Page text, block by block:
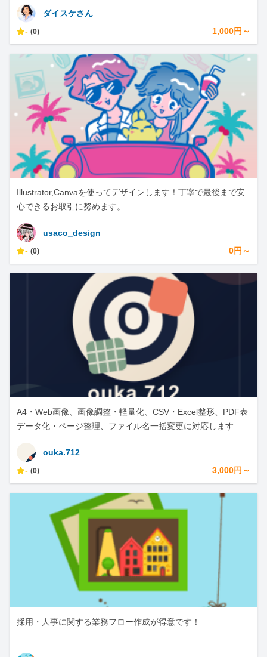
ダイスケさん
- (0) 1,000円～
Illustrator,Canvaを使ってデザインします！丁寧で最後まで安
心できるお取引に努めます。
usaco_design
- (0) 0円～
A4・Web画像、画像調整・軽量化、CSV・Excel整形、PDF表
データ化・ページ整理、ファイル名一括変更に対応します
ouka.712
- (0) 3,000円～
採用・人事に関する業務フロー作成が得意です！